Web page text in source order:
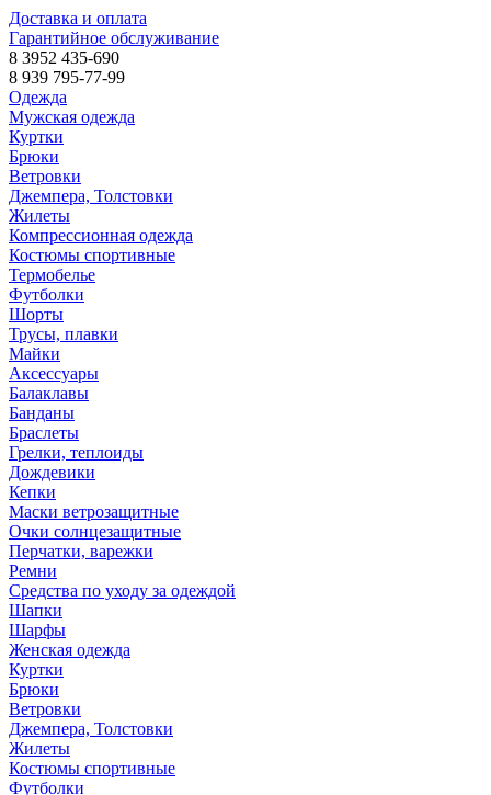
Доставка и оплата
Гарантийное обслуживание
8 3952 435-690
8 939 795-77-99
Одежда
Мужская одежда
Куртки
Брюки
Ветровки
Джемпера, Толстовки
Жилеты
Компрессионная одежда
Костюмы спортивные
Термобелье
Футболки
Шорты
Трусы, плавки
Майки
Аксессуары
Балаклавы
Банданы
Браслеты
Грелки, теплоиды
Дождевики
Кепки
Маски ветрозащитные
Очки солнцезащитные
Перчатки, варежки
Ремни
Средства по уходу за одеждой
Шапки
Шарфы
Женская одежда
Куртки
Брюки
Ветровки
Джемпера, Толстовки
Жилеты
Костюмы спортивные
Футболки